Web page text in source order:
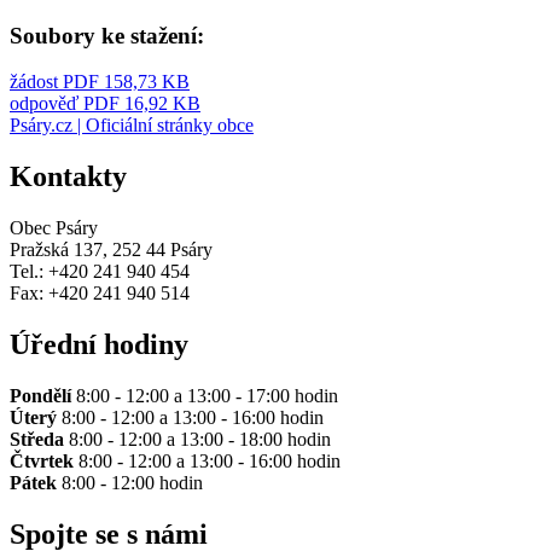
Soubory ke stažení:
žádost PDF 158,73 KB
odpověď PDF 16,92 KB
Psáry.cz | Oficiální stránky obce
Kontakty
Obec Psáry
Pražská 137, 252 44 Psáry
Tel.: +420 241 940 454
Fax: +420 241 940 514
Úřední hodiny
Pondělí8:00 - 12:00 a 13:00 - 17:00 hodin
Úterý 8:00 - 12:00 a 13:00 - 16:00 hodin
Středa 8:00 - 12:00 a 13:00 - 18:00 hodin
Čtvrtek 8:00 - 12:00 a 13:00 - 16:00 hodin
Pátek 8:00 - 12:00 hodin
Spojte se s námi